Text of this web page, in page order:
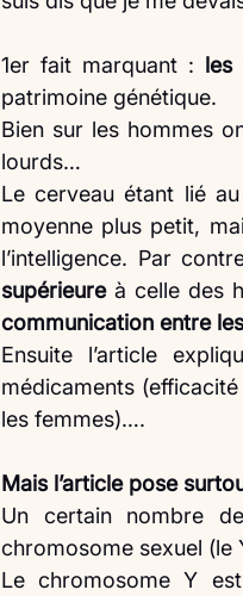
1er fait marquant : les
patrimoine génétique.
Bien sur les hommes
lourds…
Le cerveau étant lié
moyenne plus petit,
l’intelligence. Par
supérieure à celle des
communication entre
Ensuite l’article
médicaments
les femmes)….
Mais l’article pose
Un certain nombre
chromosome sexuel (le
Le chromosome Y